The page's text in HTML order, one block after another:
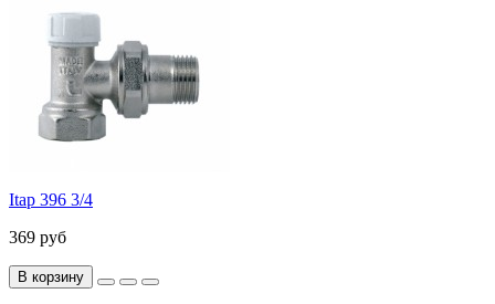
Itap 396 3/4
369 руб
В корзину